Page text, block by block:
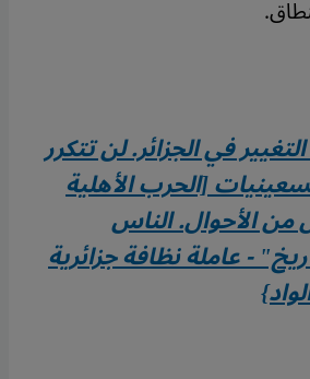
في الجزائر. لن تتكرر
[الحرب الأهلية
من الأحوال. الناس
- عاملة نظافة جزائرية